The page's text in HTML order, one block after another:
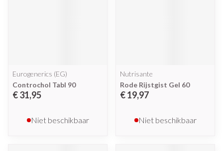
Eurogenerics (EG)
Controchol Tabl 90
€ 31,95
Niet beschikbaar
Nutrisante
Rode Rijstgist Gel 60
€ 19,97
Niet beschikbaar